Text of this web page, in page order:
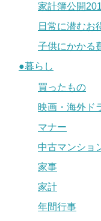
家計簿公開
日常に潜むお
子供にかかる
●暮らし
買ったもの
映画・海外ド
マナー
中古マンショ
家事
家計
年間行事